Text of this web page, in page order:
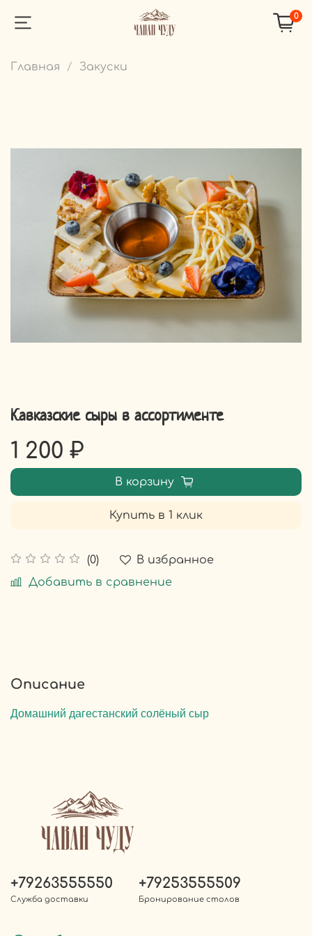
0
Главная Закуски
Кавказские сыры в ассортименте
(0)
В избранное
Добавить в сравнение
1 200 ₽
В корзину
Купить в 1 клик
Описание
Домашний дагестанский солёный сыр
+79263555550
Служба доставки
+79253555509
Бронирование столов